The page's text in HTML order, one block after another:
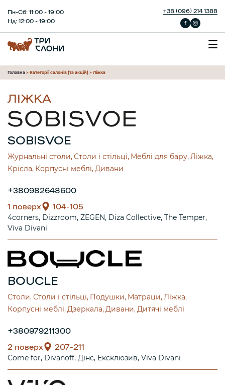
Пн-Сб: 11:00 - 19:00
Нд: 12:00 - 19:00
+38 (096) 214 1388
Головна > Категорії салонів (та акцій) > Ліжка
ЛІЖКА
SOBISVOE
Журнальні столи Столи і стільці Меблі для бару Ліжка
Крісла Корпусні меблі Дивани
+380982648600
1 поверх
104-105
4corners Dizzroom ZEGEN Diza Collective The Temper
Viva Divani
BOUCLE
Столи Столи і стільці Подушки Матраци Ліжка
Корпусні меблі Дзеркала Дивани Дитячі меблі
+380979211300
2 поверх
207-211
Come for Divanoff Дінс Ексклюзив Viva Divani